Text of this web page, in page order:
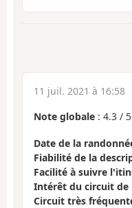
11 juil. 2021 à 16:58
Note globale : 4.3 / 5
Date de la
Fiabilité de la
Facilité à suivre
Intérêt du circuit de
Circuit très